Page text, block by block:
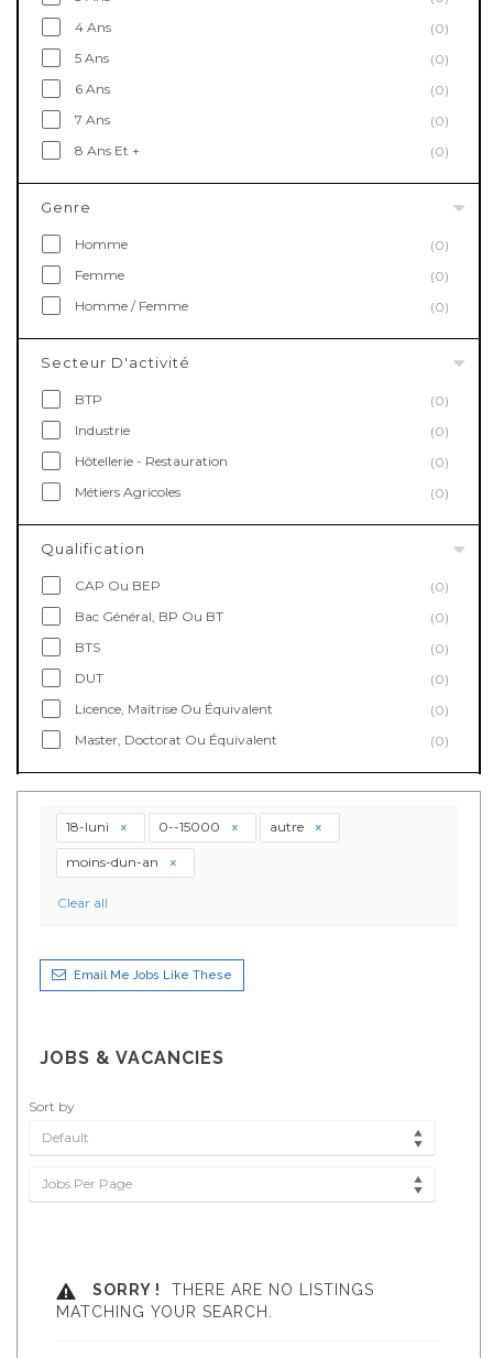
4 Ans
(0)
5 Ans
(0)
6 Ans
(0)
7 Ans
(0)
8 Ans Et +
(0)
Genre
Homme
(0)
Femme
(0)
Homme / Femme
(0)
Secteur D'activité
BTP
(0)
Industrie
(0)
Hôtellerie - Restauration
(0)
Métiers Agricoles
(0)
Qualification
CAP Ou BEP
(0)
Bac Général, BP Ou BT
(0)
BTS
(0)
DUT
(0)
Licence, Maîtrise Ou Équivalent
(0)
Master, Doctorat Ou Équivalent
(0)
18-luni 0--15000 autre
moins-dun-an
Clear all
Email Me Jobs Like These
JOBS & VACANCIES
Sort by
Default
Jobs Per Page
SORRY !
THERE ARE NO LISTINGS
MATCHING YOUR SEARCH.